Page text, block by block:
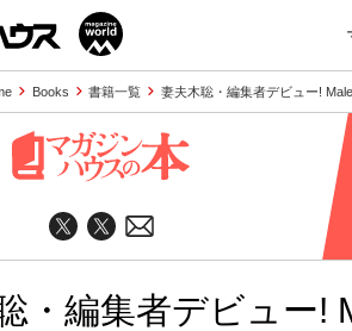
Books 書籍一覧 妻夫木聡・編集者デビュー!
・編集者デビュー!